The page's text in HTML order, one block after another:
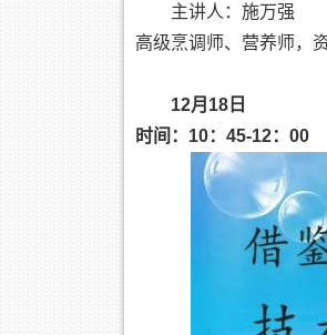
主讲人：施万强
高级烹调师、营养师，
12月18日
时间：10：45-12：00